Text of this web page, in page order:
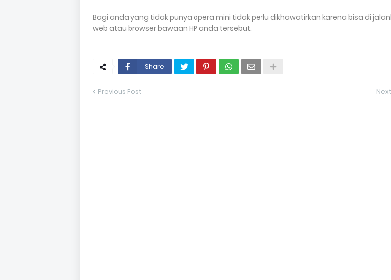
Bagi anda yang tidak punya opera mini tidak perlu dikhawatirkan karena bisa di
web atau browser bawaan HP anda tersebut.
Share
Previous Post